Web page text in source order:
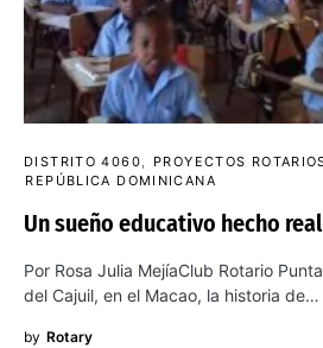
DISTRITO 4060 PROYECTOS
REPÚBLICA DOMINICANA
Un sueño educativo hecho
Por Rosa Julia MejíaClub Rotario
del Cajuil, en el Macao, la historia de…
by Rotary